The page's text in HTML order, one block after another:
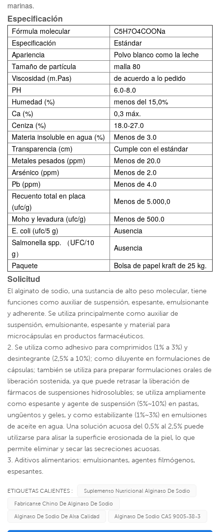
marinas.
Especificación
Fórmula molecular C5H7O4COONa
Especificación
Estándar
Apariencia
Polvo blanco como la leche
Tamaño de partícula
malla 80
Viscosidad (m.Pas)
de acuerdo a lo pedido
PH
6.0-8.0
Humedad (%)
menos del 15,0%
Ca (%)
0,3 máx.
Ceniza (%)
18.0-27.0
Materia insoluble en agua (%)
Menos de 3.0
Transparencia (cm)
Cumple con el estándar
Metales pesados ​​(ppm)
Menos de 20.0
Arsénico (ppm)
Menos de 2.0
Pb (ppm)
Menos de 4.0
Recuento total en placa
(ufc/g)
Menos de 5.000,0
Moho y levadura (ufc/g)
Menos de 500.0
E. coli (ufc/5 g)
Ausencia
Salmonella spp.
（UFC/10
g）
Ausencia
Paquete
Bolsa de papel kraft de 25 kg.
Solicitud
El alginato de sodio, una sustancia de alto peso molecular, tiene
funciones como auxiliar de suspensión, espesante, emulsionante
y adherente. Se utiliza principalmente como auxiliar de
suspensión, emulsionante, espesante y material para
microcápsulas en productos farmacéuticos.
2. Se utiliza como adhesivo para comprimidos (1% a 3%) y
desintegrante (2,5% a 10%); como diluyente en formulaciones de
cápsulas; también se utiliza para preparar formulaciones orales de
liberación sostenida, ya que puede retrasar la liberación de
fármacos de suspensiones hidrosolubles; se utiliza ampliamente
como espesante y agente de suspensión (5%~10%) en pastas,
ungüentos y geles, y como estabilizante (1%~3%) en emulsiones
de aceite en agua. Una solución acuosa del 0,5% al ​​2,5% puede
utilizarse para alisar la superficie erosionada de la piel, lo que
permite eliminar y secar las secreciones acuosas.
3. Aditivos alimentarios: emulsionantes, agentes filmógenos,
espesantes.
ETIQUETAS CALIENTES :
Suplemento Nutricional Alginato De Sodio
Fabricante Chino De Alginato De Sodio
Alginato De Sodio De Alta Calidad
Alginato De Sodio CAS 9005-38-3